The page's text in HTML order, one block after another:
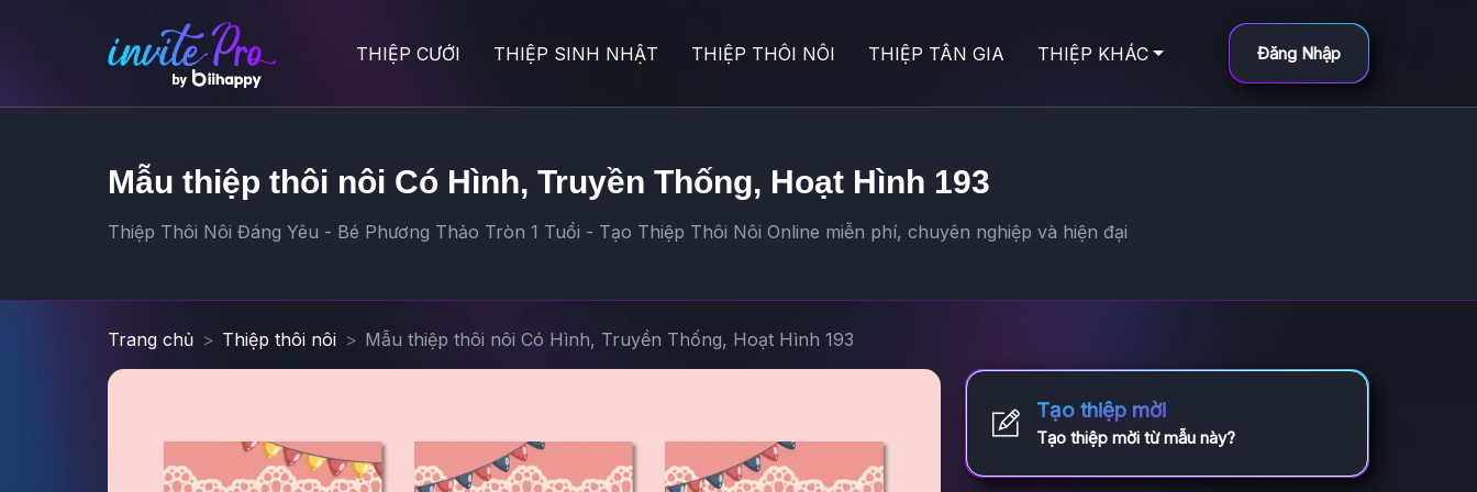
THIỆP CƯỚI THIỆP SINH NHẬT THIỆP THÔI NÔI THIỆP TÂN GIA THIỆP KHÁC Đăng Nhập
Mẫu thiệp thôi nôi Có Hình, Truyền Thống, Hoạt Hình 193
Thiệp Thôi Nôi Đáng Yêu - Bé Phương Thảo Tròn 1 Tuổi - Tạo Thiệp Thôi Nôi Online miễn phí, chuyên nghiệp và hiện đại
Trang chủ Thiệp thôi nôi Mẫu thiệp thôi nôi Có Hình, Truyền Thống, Hoạt Hình 193
Tạo thiệp mời
Tạo thiệp mời từ mẫu này?